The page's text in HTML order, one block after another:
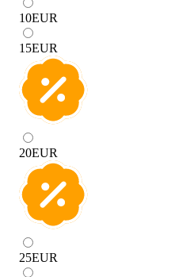
10EUR
15EUR
20EUR
25EUR